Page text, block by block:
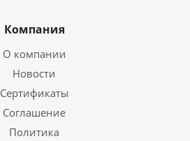
Компания
О компании
Новости
Сертификаты
Соглашение
Политика